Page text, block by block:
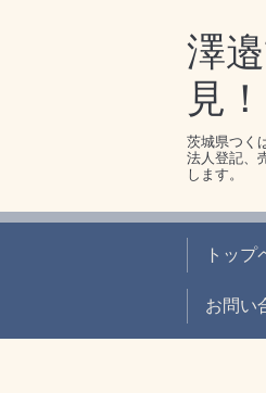
澤
見！
茨城県つく
法人登記、
します。
トップ
お問い